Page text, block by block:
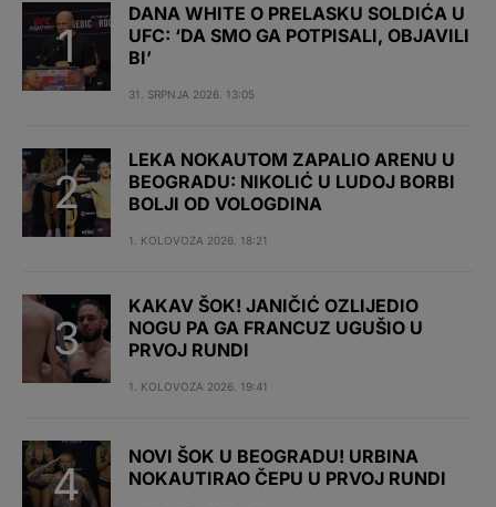
DANA WHITE O PRELASKU SOLDIĆA U
UFC: ‘DA SMO GA POTPISALI, OBJAVILI
BI’
31. SRPNJA 2026. 13:05
LEKA NOKAUTOM ZAPALIO ARENU U
BEOGRADU: NIKOLIĆ U LUDOJ BORBI
BOLJI OD VOLOGDINA
1. KOLOVOZA 2026. 18:21
KAKAV ŠOK! JANIČIĆ OZLIJEDIO
NOGU PA GA FRANCUZ UGUŠIO U
PRVOJ RUNDI
1. KOLOVOZA 2026. 19:41
NOVI ŠOK U BEOGRADU! URBINA
NOKAUTIRAO ČEPU U PRVOJ RUNDI